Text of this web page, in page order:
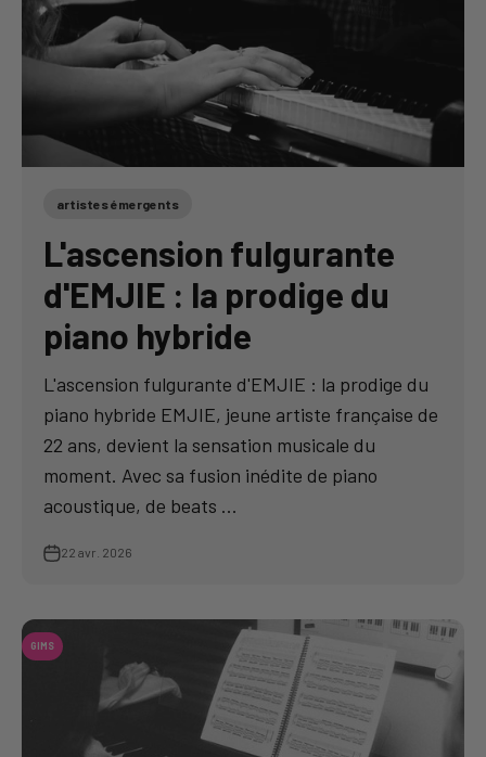
artistes émergents
L'ascension fulgurante
d'EMJIE : la prodige du
piano hybride
L'ascension fulgurante d'EMJIE : la prodige du
piano hybride EMJIE, jeune artiste française de
22 ans, devient la sensation musicale du
moment. Avec sa fusion inédite de piano
acoustique, de beats ...
22 avr. 2026
GIMS